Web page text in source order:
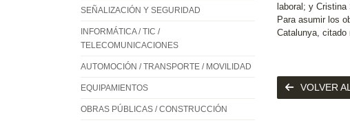
SEÑALIZACIÓN Y SEGURIDAD
INFORMÁTICA / TIC /
TELECOMUNICACIONES
AUTOMOCIÓN / TRANSPORTE / MOVILIDAD
EQUIPAMIENTOS
OBRAS PÚBLICAS / CONSTRUCCIÓN
laboral; y
Para asumir los
Catalunya, citado
VOLVER